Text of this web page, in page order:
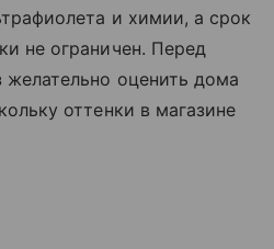
и химии, а срок
не ограничен. Перед
желательно оценить дома
оттенки в магазине